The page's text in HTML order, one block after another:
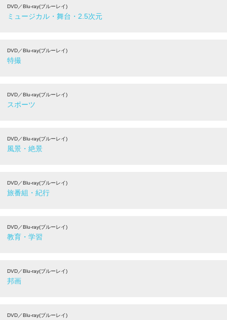
DVD／Blu-ray(ブルーレイ)
ミュージカル・舞台・2.5次元
DVD／Blu-ray(ブルーレイ)
特撮
DVD／Blu-ray(ブルーレイ)
スポーツ
DVD／Blu-ray(ブルーレイ)
風景・絶景
DVD／Blu-ray(ブルーレイ)
旅番組・紀行
DVD／Blu-ray(ブルーレイ)
教育・学習
DVD／Blu-ray(ブルーレイ)
邦画
DVD／Blu-ray(ブルーレイ)